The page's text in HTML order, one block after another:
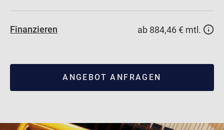
Finanzieren ab 884,46 € mtl.
ANGEBOT ANFRAGEN